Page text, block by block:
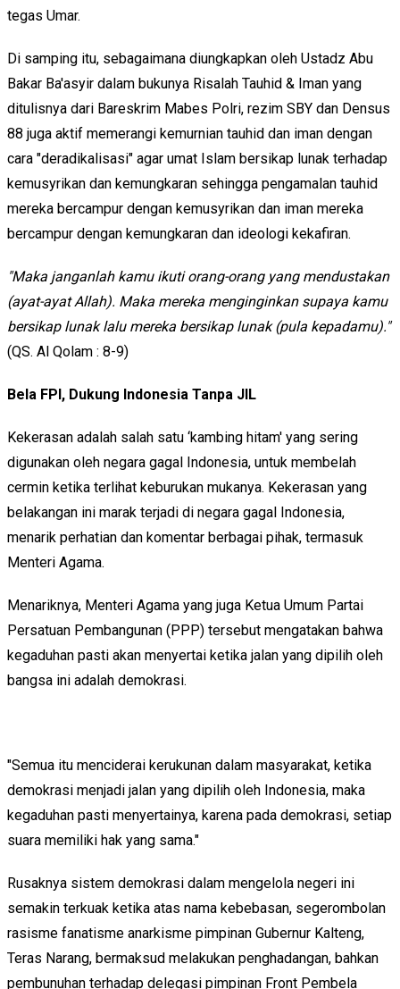
tegas Umar.
Di samping itu, sebagaimana diungkapkan oleh Ustadz Abu
Bakar Ba'asyir dalam bukunya Risalah Tauhid & Iman yang
ditulisnya dari Bareskrim Mabes Polri, rezim SBY dan Densus
88 juga aktif memerangi kemurnian tauhid dan iman dengan
cara "deradikalisasi" agar umat Islam bersikap lunak terhadap
kemusyrikan dan kemungkaran sehingga pengamalan tauhid
mereka bercampur dengan kemusyrikan dan iman mereka
bercampur dengan kemungkaran dan ideologi kekafiran.
"Maka janganlah kamu ikuti orang-orang yang mendustakan
(ayat-ayat Allah). Maka mereka menginginkan supaya kamu
bersikap lunak lalu mereka bersikap lunak (pula kepadamu)."
(QS. Al Qolam : 8-9)
Bela FPI, Dukung Indonesia Tanpa JIL
Kekerasan adalah salah satu ‘kambing hitam' yang sering
digunakan oleh negara gagal Indonesia, untuk membelah
cermin ketika terlihat keburukan mukanya. Kekerasan yang
belakangan ini marak terjadi di negara gagal Indonesia,
menarik perhatian dan komentar berbagai pihak, termasuk
Menteri Agama.
Menariknya, Menteri Agama yang juga Ketua Umum Partai
Persatuan Pembangunan (PPP) tersebut mengatakan bahwa
kegaduhan pasti akan menyertai ketika jalan yang dipilih oleh
bangsa ini adalah demokrasi.
"Semua itu menciderai kerukunan dalam masyarakat, ketika
demokrasi menjadi jalan yang dipilih oleh Indonesia, maka
kegaduhan pasti menyertainya, karena pada demokrasi, setiap
suara memiliki hak yang sama."
Rusaknya sistem demokrasi dalam mengelola negeri ini
semakin terkuak ketika atas nama kebebasan, segerombolan
rasisme fanatisme anarkisme pimpinan Gubernur Kalteng,
Teras Narang, bermaksud melakukan penghadangan, bahkan
pembunuhan terhadap delegasi pimpinan Front Pembela